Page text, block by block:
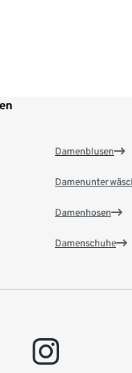
Damenblusen
Damenhosen
Damenschuhe
instagram